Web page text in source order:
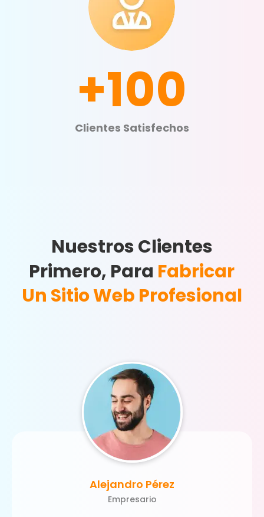
+100
Clientes Satisfechos
Nuestros Clientes
Primero, Para Fabricar
Un Sitio Web Profesional
Alejandro Pérez
Empresario